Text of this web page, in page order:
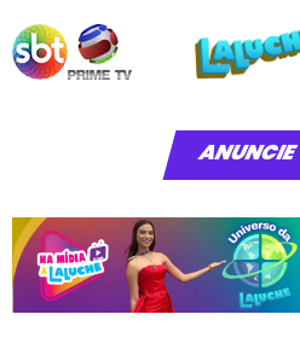
ANUNCIE